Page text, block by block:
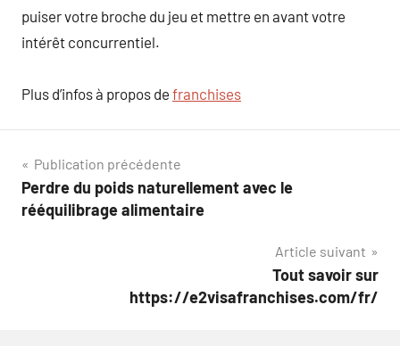
puiser votre broche du jeu et mettre en avant votre
intérêt concurrentiel.
Plus d’infos à propos de franchises
Navigation
de
Publication précédente
Perdre du poids naturellement avec le
rééquilibrage alimentaire
Article suivant
Tout savoir sur
https://e2visafranchises.com/fr/